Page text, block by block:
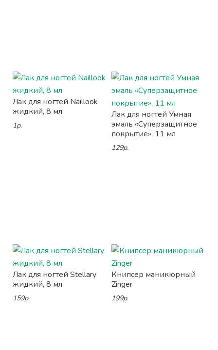
Лак для ногтей Naillook
жидкий, 8 мл
1р.
Лак для ногтей Умная
эмаль «Суперзащитное
покрытие», 11 мл
129р.
Лак для ногтей Stellary
жидкий, 8 мл
159р.
Книпсер маникюрный
Zinger
199р.